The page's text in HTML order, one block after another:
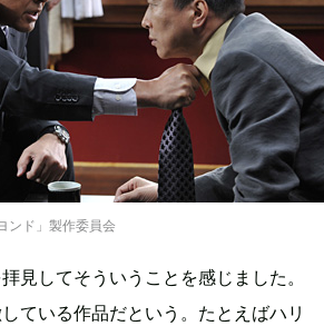
ンド」製作委員会
見してそういうことを感じました。
ている作品だという。たとえばハリ